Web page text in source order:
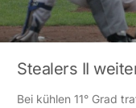
Stealers II
Bei kühlen 11° Grad